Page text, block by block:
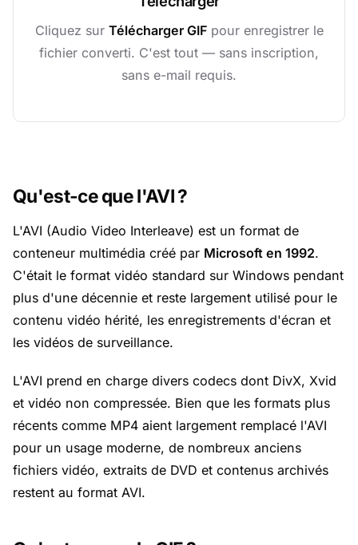
Cliquez sur Télécharger GIFpour enregistrer le
fichier converti. C'est tout — sans inscription,
sans e-mail requis.
Qu'est-ce que l'AVI ?
L'AVI (Audio Video Interleave) est un format de
conteneur multimédia créé par Microsoft en 1992.
C'était le format vidéo standard sur Windows pendant
plus d'une décennie et reste largement utilisé pour le
contenu vidéo hérité, les enregistrements d'écran et
les vidéos de surveillance.
L'AVI prend en charge divers codecs dont DivX, Xvid
et vidéo non compressée. Bien que les formats plus
récents comme MP4 aient largement remplacé l'AVI
pour un usage moderne, de nombreux anciens
fichiers vidéo, extraits de DVD et contenus archivés
restent au format AVI.